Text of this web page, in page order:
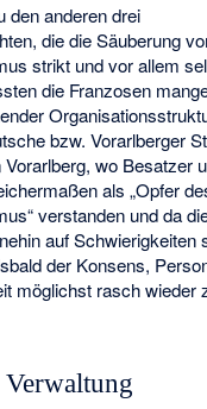
den anderen drei
die die Säuberung
strikt und vor allem
die Franzosen
bzw. Vorarlberger
wo Besatzer
als „Opfer
verstanden und da
auf Schwierigkeiten
der Konsens,
möglichst rasch wieder